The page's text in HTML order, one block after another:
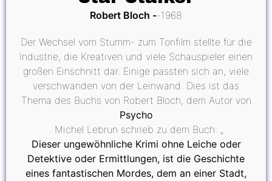
Robert Bloch 1968
Der Wechsel vom Stumm- zum Tonfilm stellte für die
Industrie, die Kreativen und viele Schauspieler einen
großen Einschnitt dar. Einige passten sich an, viele
verschwanden von der Leinwand. Dies ist das
Thema des Buchs von Robert Bloch, dem Autor von
Psycho
. Michel Lebrun schrieb zu dem Buch: „
Dieser ungewöhnliche Krimi ohne Leiche oder
Detektive oder Ermittlungen, ist die Geschichte
eines fantastischen Mordes, dem an einer Stadt,